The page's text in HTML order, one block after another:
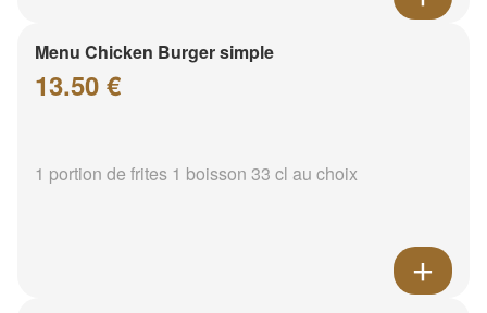
Menu Chicken Burger simple
13.50 €
1 portion de frites 1 boisson 33 cl au choix